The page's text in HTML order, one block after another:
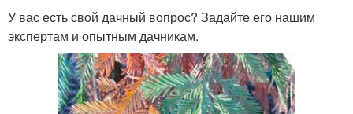
У вас есть свой дачный вопрос? Задайте его нашим
экспертам и опытным дачникам.